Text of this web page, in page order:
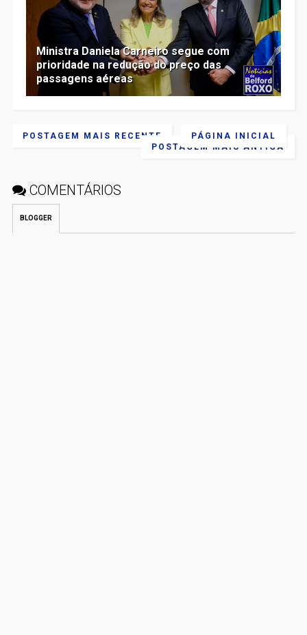
Ministra Daniela Carneiro segue com
prioridade na redução do preço das
passagens aéreas
POSTAGEM MAIS RECENTE
POSTAGEM MAIS ANTIGA
PÁGINA INICIAL
COMENTÁRIOS
BLOGGER